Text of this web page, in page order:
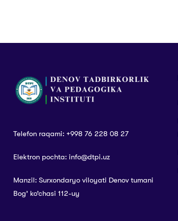
Telefon raqami: +998 76 228 08 27
Elektron pochta: info@dtpi.uz
Manzil: Surxondaryo viloyati Denov tumani
Bog’ ko’chasi 112-uy